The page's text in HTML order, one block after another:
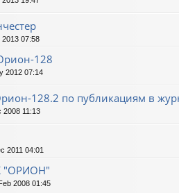
2013 07:58
128
2012 07:14
128.2 по публикациям в
2008 11:13
2011 04:01
"ОРИОН"
2008 01:45